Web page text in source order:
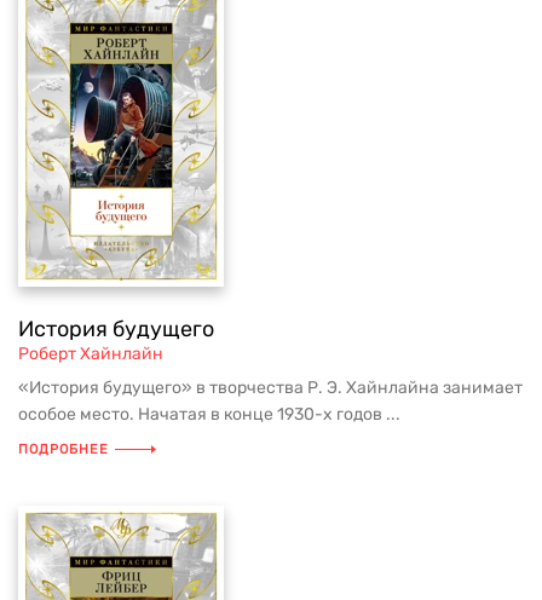
История будущего
Роберт Хайнлайн
«История будущего» в творчества Р. Э. Хайнлайна занимает
особое место. Начатая в конце 1930-х годов ...
ПОДРОБНЕЕ